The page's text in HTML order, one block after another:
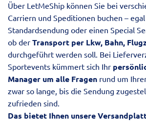
Über LetMeShip können Sie bei
Carriern und Speditionen buchen –
Standardsendung oder einen Special
ob der Transport per Lkw, Bahn,
durchgeführt werden soll. Bei
Sportevents kümmert sich Ihr
Manager um alle Fragen rund um
zwar so lange, bis die Sendung
zufrieden sind.
Das bietet Ihnen unsere